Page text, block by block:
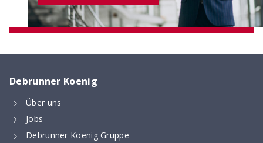
Digitaler Bewehrungsschieber
Debrunner Koenig
Über uns
Jobs
Debrunner Koenig Gruppe